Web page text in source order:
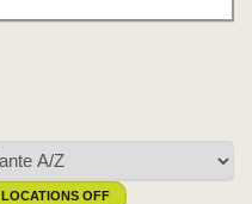
LOCATIONS OFF